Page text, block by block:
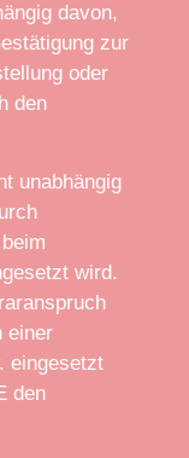
davon,
zur
oder
den
unabhängig
wird.
einer
eingesetzt
den